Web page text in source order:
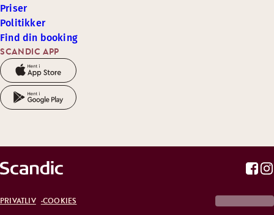
SCANDIC APP
Priser
Politikker
Find din booking
PRIVATLIV COOKIES